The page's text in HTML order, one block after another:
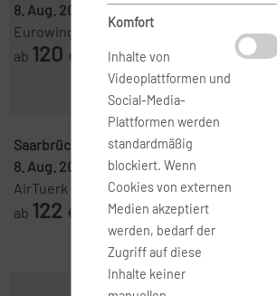
8. Aug. 2026
11. Aug. 2026
Eurowings
ab 120 €
Saarbrücken ( SCN )-Mallorca ( PMI )
8. Aug. 2026
12. Aug. 2026
AirTuerk
ab 122 €
Komfort
Inhalte von
Videoplattformen und
Social-Media-
Plattformen werden
standardmäßig
blockiert. Wenn
Cookies von externen
Medien akzeptiert
werden, bedarf der
Zugriff auf diese
Inhalte keiner